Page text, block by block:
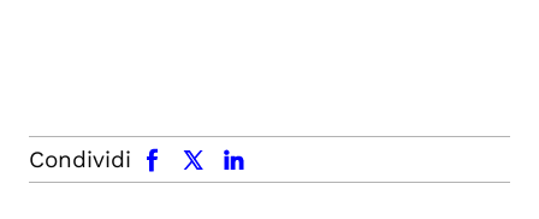
Condividi
facebook x.com linkedin